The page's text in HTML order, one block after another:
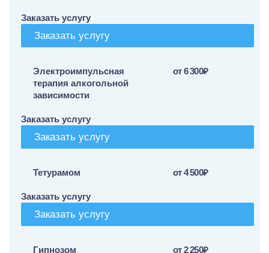
Заказать услугу
Заказать услугу
Электроимпульсная
терапия алкогольной
зависимости
от 6 300₽
Заказать услугу
Заказать услугу
Тетурамом от 4 500₽
Заказать услугу
Заказать услугу
Гипнозом от 2 250₽